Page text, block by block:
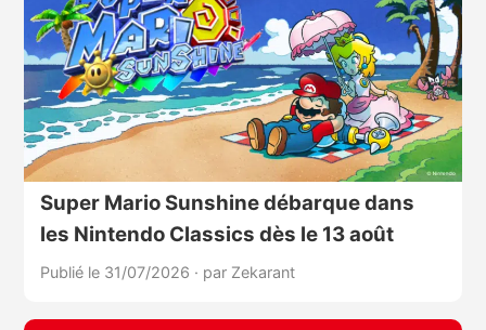
Super Mario Sunshine débarque dans
les Nintendo Classics dès le 13 août
Publié le 31/07/2026 · par Zekarant